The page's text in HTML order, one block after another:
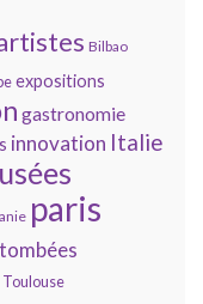
Bilbao
expositions
gastronomie
innovation Italie
paris
Toulouse